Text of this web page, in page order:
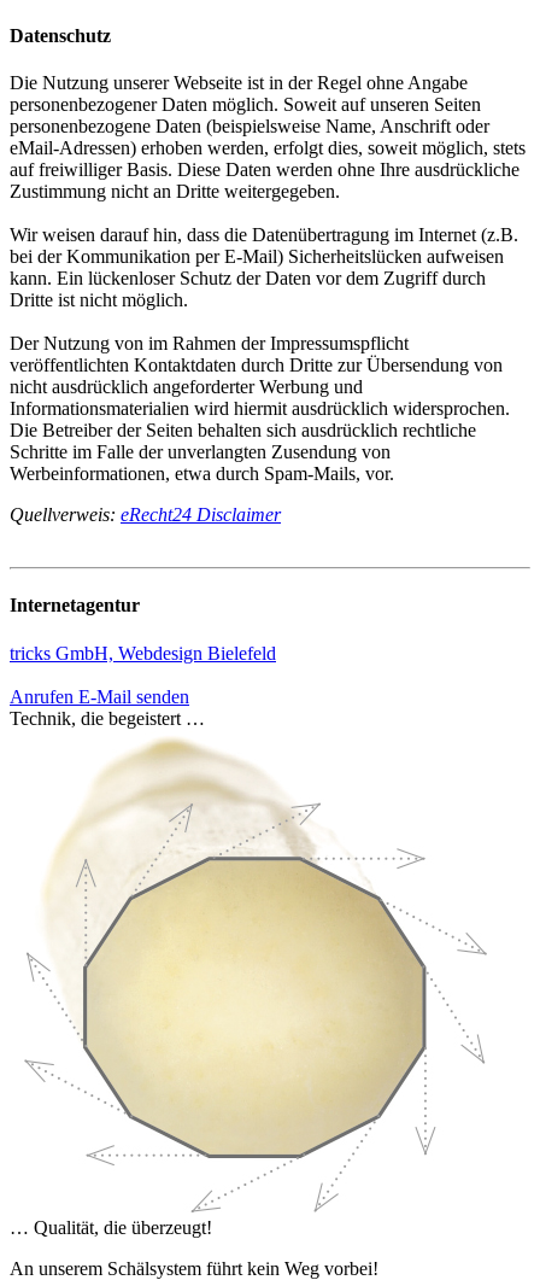
Datenschutz
Die Nutzung unserer Webseite ist in der Regel ohne Angabe
personenbezogener Daten möglich. Soweit auf unseren Seiten
personenbezogene Daten (beispielsweise Name, Anschrift oder
eMail-Adressen) erhoben werden, erfolgt dies, soweit möglich, stets
auf freiwilliger Basis. Diese Daten werden ohne Ihre ausdrückliche
Zustimmung nicht an Dritte weitergegeben.
Wir weisen darauf hin, dass die Datenübertragung im Internet (z.B.
bei der Kommunikation per E-Mail) Sicherheitslücken aufweisen
kann. Ein lückenloser Schutz der Daten vor dem Zugriff durch
Dritte ist nicht möglich.
Der Nutzung von im Rahmen der Impressumspflicht
veröffentlichten Kontaktdaten durch Dritte zur Übersendung von
nicht ausdrücklich angeforderter Werbung und
Informationsmaterialien wird hiermit ausdrücklich widersprochen.
Die Betreiber der Seiten behalten sich ausdrücklich rechtliche
Schritte im Falle der unverlangten Zusendung von
Werbeinformationen, etwa durch Spam-Mails, vor.
Quellverweis: eRecht24 Disclaimer
Internetagentur
tricks GmbH, Webdesign Bielefeld
Anrufen E-Mail senden
Technik, die begeistert …
… Qualität, die überzeugt!
An unserem Schälsystem führt kein Weg vorbei!